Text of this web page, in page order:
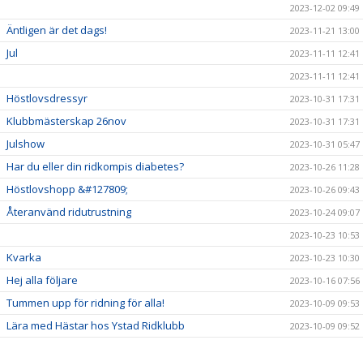
2023-12-02 09:49
Äntligen är det dags! 2023-11-21 13:00
Jul
2023-11-11 12:41
2023-11-11 12:41
Höstlovsdressyr 2023-10-31 17:31
Klubbmästerskap 26nov 2023-10-31 17:31
Julshow 2023-10-31 05:47
Har du eller din ridkompis diabetes? 2023-10-26 11:28
Höstlovshopp &#127809; 2023-10-26 09:43
Återanvänd ridutrustning
2023-10-24 09:07
2023-10-23 10:53
Kvarka 2023-10-23 10:30
Hej alla följare 2023-10-16 07:56
Tummen upp för ridning för alla! 2023-10-09 09:53
Lära med Hästar hos Ystad Ridklubb 2023-10-09 09:52